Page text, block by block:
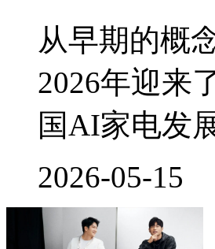
从早期的概
2026年迎来
国AI家电发
2026-05-15